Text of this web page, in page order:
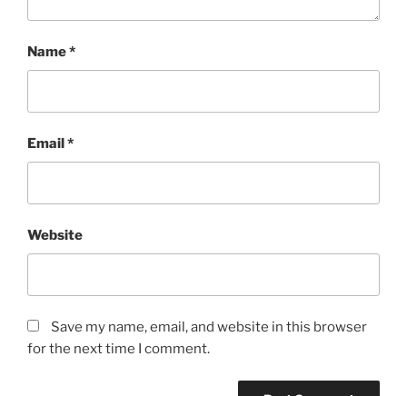
Name*
Email*
Website
Save my name, email, and website in this browser
for the next time I comment.